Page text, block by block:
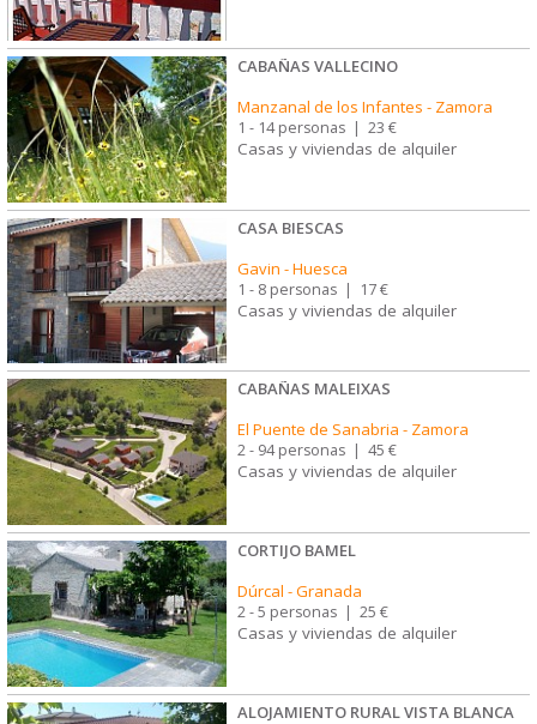
CABAÑAS VALLECINO
Manzanal de los Infantes - Zamora
1 - 14 personas | 23 €
Casas y viviendas de alquiler
CASA BIESCAS
Gavin -Huesca
1 - 8 personas | 17 €
Casas y viviendas de alquiler
CABAÑAS MALEIXAS
El Puente de Sanabria - Zamora
2 - 94 personas | 45 €
Casas y viviendas de alquiler
CORTIJO BAMEL
Dúrcal -Granada
2 - 5 personas | 25 €
Casas y viviendas de alquiler
ALOJAMIENTO RURAL VISTA BLANCA